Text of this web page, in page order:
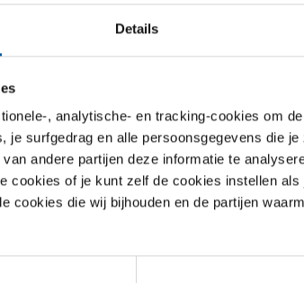
Details
, analytische- en tracking-cookies om
je surfgedrag en alle persoonsgegevens die
andere partijen deze informatie te
cookies of je kunt zelf de cookies instellen als
cookies die wij bijhouden en de partijen
Specificaties
2632/2633/